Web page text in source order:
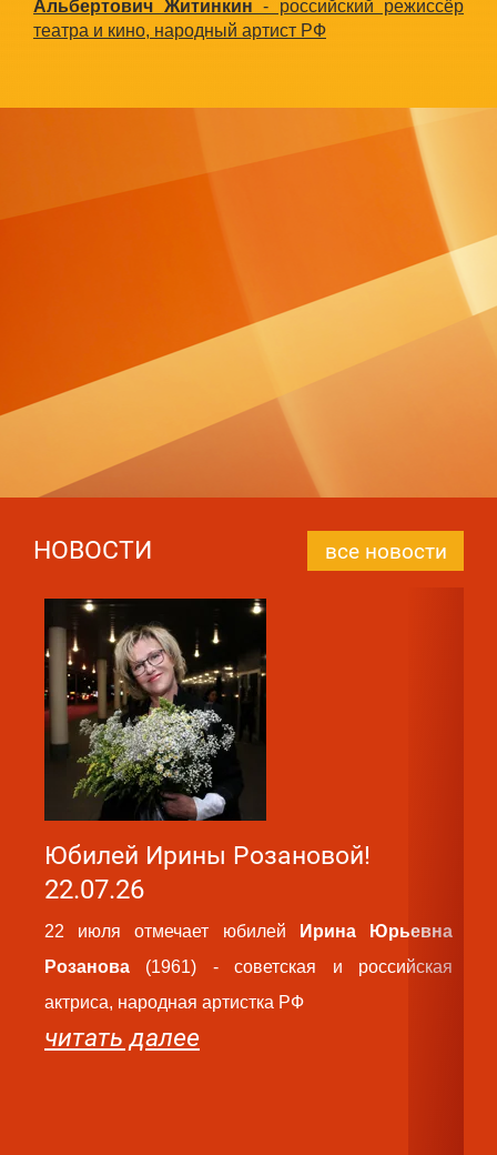
Альбертович Житинкин - российский режиссёр
театра и кино, народный артист РФ
НОВОСТИ все новости
Юбилей Ирины Розановой!
22.07.26
22 июля отмечает юбилей Ирина Юрьевна
Розанова (1961) - советская и российская
актриса, народная артистка РФ
читать далее